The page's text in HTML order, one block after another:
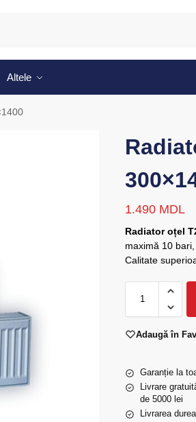
Altele
1.490 MDL
Radiator oțel
maximă 10
Calitate
Adaugă în
Garanție la
Livrare
de 5000 lei
Livrarea